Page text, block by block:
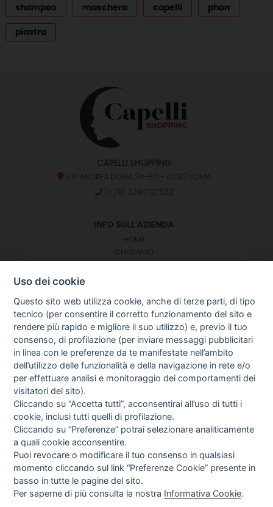
shampoo maschera capelli phon
piastra
CAPELLI SHOPPING
VIA ANDREA DORIA 34-BIS - 00192 ROMA
(+39) 3284727582
INFO SULL'AZIENDA
HOME
CHI SIAMO
SEGUICI SU:
GUIDA AGLI ACQUISTI
PROCEDURA DI ACQUISTO
DIRITTO DI RECESSO
GESTIONE RESI
NEWSLETTER
Uso dei cookie
Questo sito web utilizza cookie, anche di terze parti, di tipo
tecnico (per consentire il corretto funzionamento del sito e
rendere più rapido e migliore il suo utilizzo) e, previo il tuo
consenso, di profilazione (per inviare messaggi pubblicitari
in linea con le preferenze da te manifestate nell’ambito
dell’utilizzo delle funzionalità e della navigazione in rete e/o
per effettuare analisi e monitoraggio dei comportamenti dei
visitatori del sito).
Cliccando su “Accetta tutti”, acconsentirai all’uso di tutti i
cookie, inclusi tutti quelli di profilazione.
Cliccando su “Preferenze” potrai selezionare analiticamente
a quali cookie acconsentire.
Puoi revocare o modificare il tuo consenso in qualsiasi
momento cliccando sul link “Preferenze Cookie” presente in
basso in tutte le pagine del sito.
Per saperne di più consulta la nostra Informativa Cookie.